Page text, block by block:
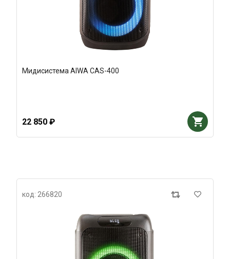
Мидисистема AIWA CAS-400
22 850 ₽
код: 266820